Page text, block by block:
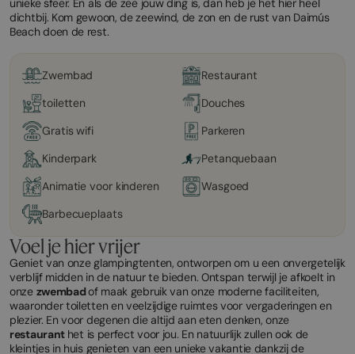
unieke sfeer. En als de zee jouw ding is, dan heb je het hier heel
dichtbij. Kom gewoon, de zeewind, de zon en de rust van Daimús
Beach doen de rest.
Zwembad
Restaurant
toiletten
Douches
Gratis wifi
Parkeren
Kinderpark
Petanquebaan
Animatie voor kinderen
Wasgoed
Barbecueplaats
Voel je hier vrijer
Geniet van onze glampingtenten, ontworpen om u een onvergetelijk
verblijf midden in de natuur te bieden. Ontspan terwijl je afkoelt in
onze zwembadof maak gebruik van onze moderne faciliteiten,
waaronder toiletten en veelzijdige ruimtes voor vergaderingen en
plezier. En voor degenen die altijd aan eten denken, onze
restaurant het is perfect voor jou. En natuurlijk zullen ook de
kleintjes in huis genieten van een unieke vakantie dankzij de